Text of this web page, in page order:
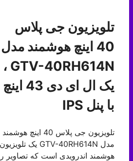
تلویزیون جی پلاس
40 اینچ هوشمند مدل
GTV-40RH614N ،
یک ال ای دی 43 اینچ
با پنل IPS
تلویزیون جی پلاس 40 اینچ هوشمند
مدل GTV-40RH614N یک تلویزیون
هوشمند اندرویدی است که تصاویر را